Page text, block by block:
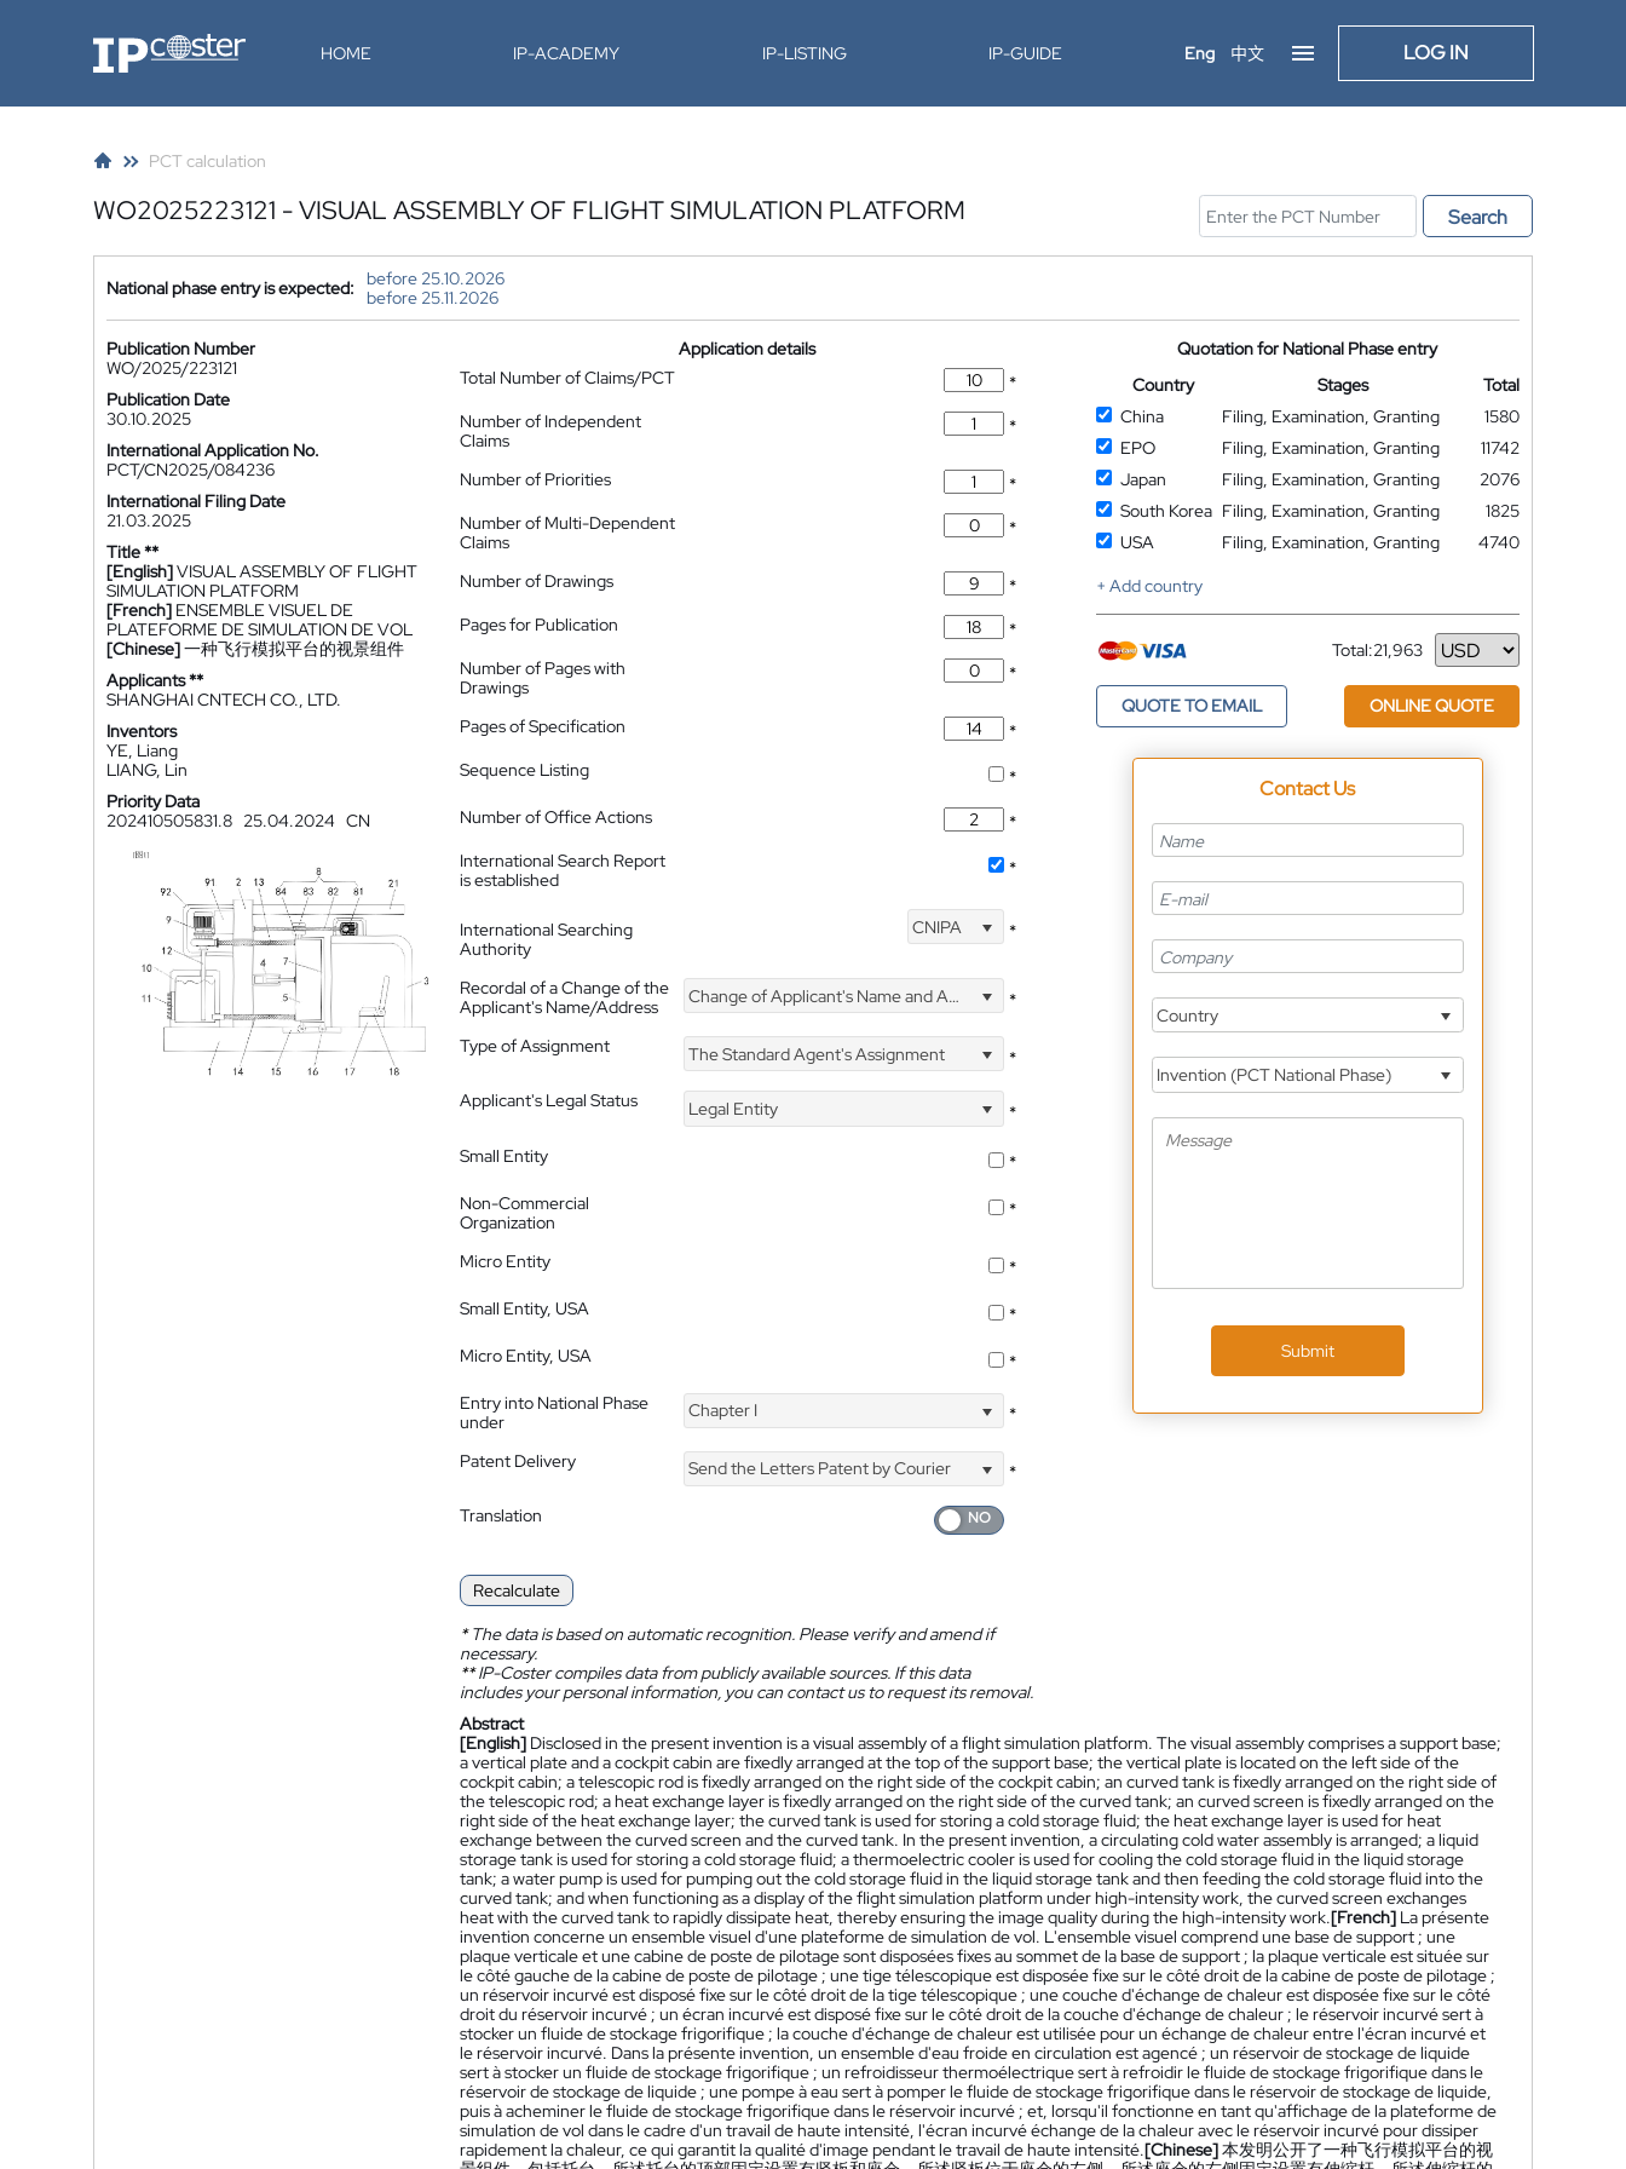
IP-Coster HOME IP-ACADEMY IP-LISTING IP-GUIDE Eng 中文 LOG IN
PCT calculation
WO2025223121 - VISUAL ASSEMBLY OF FLIGHT SIMULATION PLATFORM Search
National phase entry is expected:
before 25.10.2026
before 25.11.2026
Publication Number
WO/2025/223121
Publication Date
30.10.2025
International Application No.
PCT/CN2025/084236
International Filing Date
21.03.2025
Title **
[English]VISUAL ASSEMBLY OF FLIGHT
SIMULATION PLATFORM
[French] ENSEMBLE VISUEL DE
PLATEFORME DE SIMULATION DE VOL
[Chinese]一种飞行模拟平台的视景组件
Applicants **
SHANGHAI CNTECH CO., LTD.
Inventors
YE, Liang
LIANG, Lin
Priority Data
202410505831.8 25.04.2024 CN
Application details
Total Number of Claims/PCT
*
Number of Independent
Claims
*
Number of Priorities
*
Number of Multi-Dependent
Claims
*
Number of Drawings
*
Pages for Publication
*
Number of Pages with
Drawings
*
Pages of Specification
*
Sequence Listing
*
Number of Office Actions
*
International Search Report
is established
*
International Searching
Authority
CNIPA *
Recordal of a Change of the
Applicant's Name/Address
Change of Applicant's Name and Address *
Type of Assignment The Standard Agent's Assignment
*
Applicant's Legal Status
Legal Entity
*
Small Entity
*
Non-Commercial
Organization
*
Micro Entity
*
Small Entity, USA
*
Micro Entity, USA
*
Entry into National Phase
under
Chapter I *
Patent Delivery Send the Letters Patent by Courier
*
Translation
Recalculate
*The data is based on automatic recognition. Please verify and amend if
necessary.
**IP-Coster compiles data from publicly available sources. If this data
includes your personal information, you can contact us to request its removal.
Quotation for National Phase entry
Country
Stages
Total
China
Filing, Examination, Granting
1580
EPO
Filing, Examination, Granting
11742
Japan
Filing, Examination, Granting
2076
South Korea Filing, Examination, Granting
1825
USA
Filing, Examination, Granting
4740
+ Add country
Total:21,963
Currency
QUOTE TO EMAIL ONLINE QUOTE
Contact Us
Country
Invention (PCT National Phase)
Submit
Abstract
[English] Disclosed in the present invention is a visual assembly of a flight simulation platform. The visual assembly comprises a support base;
a vertical plate and a cockpit cabin are fixedly arranged at the top of the support base; the vertical plate is located on the left side of the
cockpit cabin; a telescopic rod is fixedly arranged on the right side of the cockpit cabin; an curved tank is fixedly arranged on the right side of
the telescopic rod; a heat exchange layer is fixedly arranged on the right side of the curved tank; an curved screen is fixedly arranged on the
right side of the heat exchange layer; the curved tank is used for storing a cold storage fluid; the heat exchange layer is used for heat
exchange between the curved screen and the curved tank. In the present invention, a circulating cold water assembly is arranged; a liquid
storage tank is used for storing a cold storage fluid; a thermoelectric cooler is used for cooling the cold storage fluid in the liquid storage
tank; a water pump is used for pumping out the cold storage fluid in the liquid storage tank and then feeding the cold storage fluid into the
curved tank; and when functioning as a display of the flight simulation platform under high-intensity work, the curved screen exchanges
heat with the curved tank to rapidly dissipate heat, thereby ensuring the image quality during the high-intensity work.[French] La présente
invention concerne un ensemble visuel d'une plateforme de simulation de vol. L'ensemble visuel comprend une base de support ; une
plaque verticale et une cabine de poste de pilotage sont disposées fixes au sommet de la base de support ; la plaque verticale est située sur
le côté gauche de la cabine de poste de pilotage ; une tige télescopique est disposée fixe sur le côté droit de la cabine de poste de pilotage ;
un réservoir incurvé est disposé fixe sur le côté droit de la tige télescopique ; une couche d'échange de chaleur est disposée fixe sur le côté
droit du réservoir incurvé ; un écran incurvé est disposé fixe sur le côté droit de la couche d'échange de chaleur ; le réservoir incurvé sert à
stocker un fluide de stockage frigorifique ; la couche d'échange de chaleur est utilisée pour un échange de chaleur entre l'écran incurvé et
le réservoir incurvé. Dans la présente invention, un ensemble d'eau froide en circulation est agencé ; un réservoir de stockage de liquide
sert à stocker un fluide de stockage frigorifique ; un refroidisseur thermoélectrique sert à refroidir le fluide de stockage frigorifique dans le
réservoir de stockage de liquide ; une pompe à eau sert à pomper le fluide de stockage frigorifique dans le réservoir de stockage de liquide,
puis à acheminer le fluide de stockage frigorifique dans le réservoir incurvé ; et, lorsqu'il fonctionne en tant qu'affichage de la plateforme de
simulation de vol dans le cadre d'un travail de haute intensité, l'écran incurvé échange de la chaleur avec le réservoir incurvé pour dissiper
rapidement la chaleur, ce qui garantit la qualité d'image pendant le travail de haute intensité.[Chinese]本发明公开了一种飞行模拟平台的视